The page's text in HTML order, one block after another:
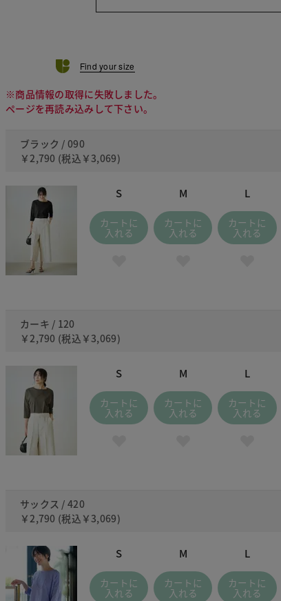
Find your size
※商品情報の取得に失敗しました。
ページを再読み込みして下さい。
ブラック / 090
￥2,790 (税込 ￥3,069)
S
カートに
入れる
M
カートに
入れる
L
カートに
入れる
カーキ / 120
￥2,790 (税込 ￥3,069)
S
カートに
入れる
M
カートに
入れる
L
カートに
入れる
サックス / 420
￥2,790 (税込 ￥3,069)
S
カートに
入れる
M
カートに
入れる
L
カートに
入れる